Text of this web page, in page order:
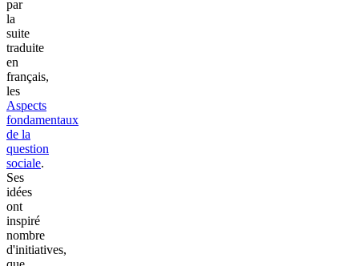
par
la
suite
traduite
en
français,
les
Aspects
fondamentaux
de la
question
sociale.
Ses
idées
ont
inspiré
nombre
d'initiatives,